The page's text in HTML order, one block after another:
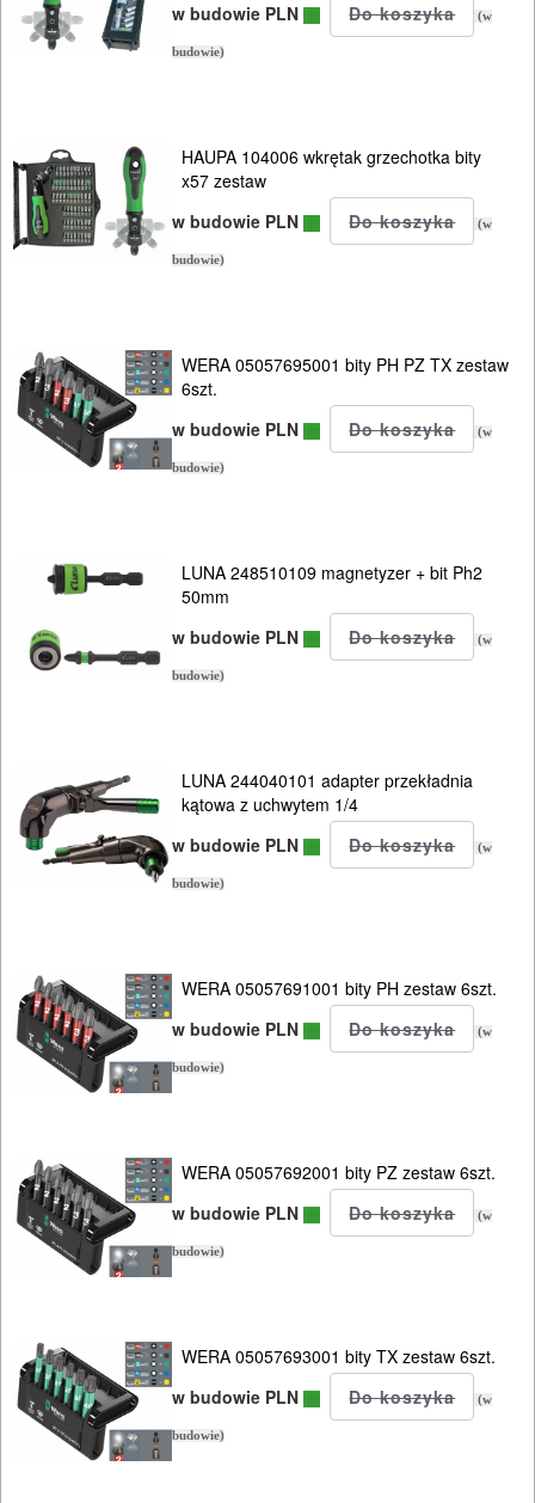
BUDOWLANE
BRUKARSKIE
OBRÓBKA
DREWNA
WARSZTATOWE
I
RĘCZNE
OSPRZĘT
HYDRAULICZNE
NARZĘDZIA
PNEUMATYCZNE
AKCESORIA
KOMPRESORY
SPAWALNICTWO
URZĄDZENIA
ROZRUCHOWE
PROSTOWNIKI
OSPRZĘT
AGREGATY
PRĄDOWE
ROBOCZA
BHP
w budowie PLN
(w
budowie)
HAUPA 104006 wkrętak grzechotka bity
x57 zestaw
w budowie PLN
(w
budowie)
WERA 05057695001 bity PH PZ TX zestaw
6szt.
w budowie PLN
(w
budowie)
LUNA 248510109 magnetyzer + bit Ph2
50mm
w budowie PLN
(w
budowie)
LUNA 244040101 adapter przekładnia
kątowa z uchwytem 1/4
w budowie PLN
(w
budowie)
WERA 05057691001 bity PH zestaw 6szt.
w budowie PLN
(w
budowie)
WERA 05057692001 bity PZ zestaw 6szt.
w budowie PLN
(w
budowie)
WERA 05057693001 bity TX zestaw 6szt.
w budowie PLN
(w
budowie)